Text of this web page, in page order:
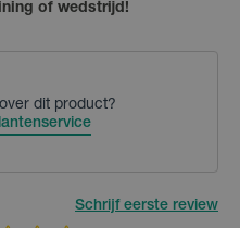
of wedstrijd!
dit product?
Schrijf eerste review